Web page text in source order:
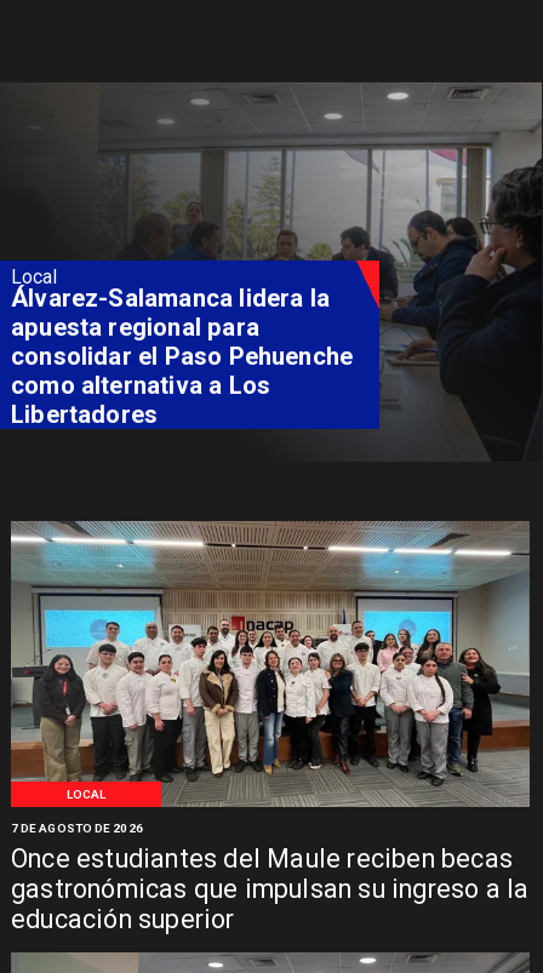
LOCAL
Once estudiantes del Maule reciben becas
gastronómicas que impulsan su ingreso a la
educación superior
7 DE AGOSTO DE 2026
Local
Álvarez-Salamanca lidera la
apuesta regional para
consolidar el Paso Pehuenche
como alternativa a Los
Libertadores